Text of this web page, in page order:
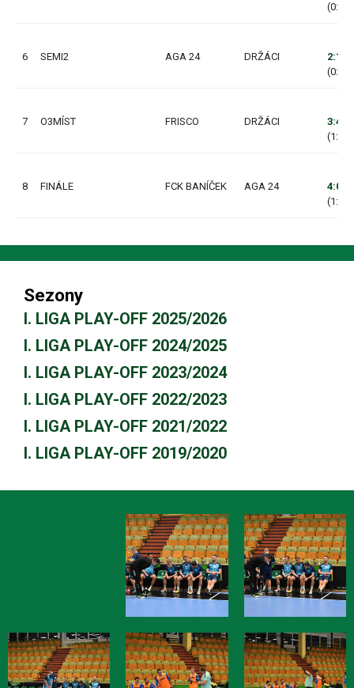
(0:3,
6 SEMI2 AGA 24 DRŽÁCI
2:1
(0:1,
7 O3MÍST FRISCO DRŽÁCI
3:4
(1:3,
8 FINÁLE FCK BANÍČEK AGA 24
4:0
(1:0,
Sezony
I. LIGA PLAY-OFF 2025/2026
I. LIGA PLAY-OFF 2024/2025
I. LIGA PLAY-OFF 2023/2024
I. LIGA PLAY-OFF 2022/2023
I. LIGA PLAY-OFF 2021/2022
I. LIGA PLAY-OFF 2019/2020